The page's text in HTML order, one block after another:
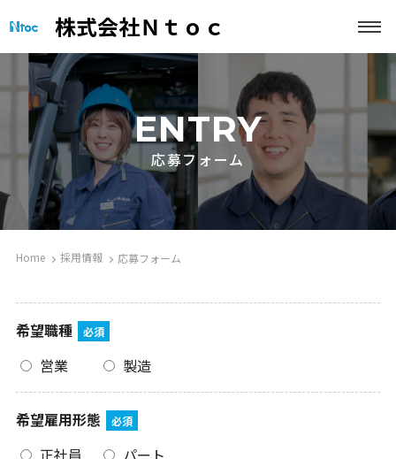
株式会社Ｎｔｏｃ
ENTRY
応募フォーム
Home 採用情報 応募フォーム
希望職種 必須
営業 製造
希望雇用形態 必須
正社員 パート